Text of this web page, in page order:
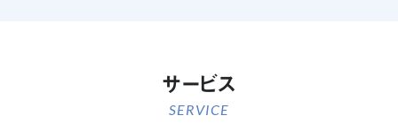
サービス
SERVICE